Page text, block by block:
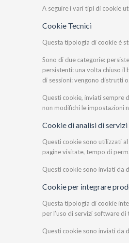
A seguire i vari tipi di cookie
Cookie Tecnici
Questa tipologia di cookie è
Sono di due categorie:
persistenti: una volta chiuso
di sessioni: vengono distrutti
Questi cookie, inviati sempre
non modifichi le impostazioni
Cookie di analisi di
Questi cookie sono utilizzati
pagine visitate, tempo di
Questi cookie sono inviati da
Cookie per integrare
Questa tipologia di cookie
per l’uso di servizi software
Questi cookie sono inviati da